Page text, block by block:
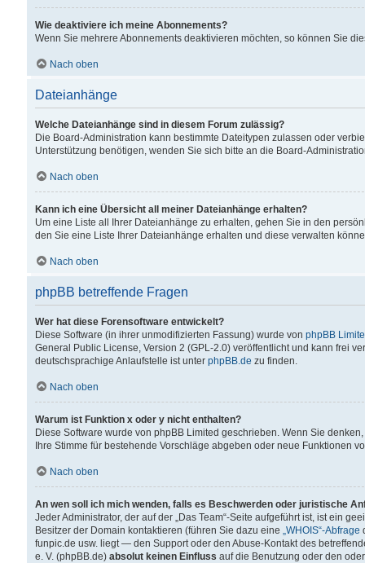
Wie deaktiviere ich meine Abonnements?
Wenn Sie mehrere Abonnements deaktivieren möchten, so können Sie
Nach oben
Dateianhänge
Welche Dateianhänge sind in diesem Forum zulässig?
Die Board-Administration kann bestimmte Dateitypen zulassen oder
Unterstützung benötigen, wenden Sie sich bitte an die Board-
Nach oben
Kann ich eine Übersicht all meiner Dateianhänge erhalten?
Um eine Liste all Ihrer Dateianhänge zu erhalten, gehen Sie in den
den Sie eine Liste Ihrer Dateianhänge erhalten und diese verwalten
Nach oben
phpBB betreffende Fragen
Wer hat diese Forensoftware entwickelt?
Diese Software (in ihrer unmodifizierten Fassung) wurde von phpBB
General Public License, Version 2 (GPL-2.0) veröffentlicht und kann frei
deutschsprachige Anlaufstelle ist unter phpBB.de zu finden.
Nach oben
Warum ist Funktion x oder y nicht enthalten?
Diese Software wurde von phpBB Limited geschrieben. Wenn Sie
Ihre Stimme für bestehende Vorschläge abgeben oder neue Funktionen
Nach oben
An wen soll ich mich wenden, falls es Beschwerden oder juristische
Jeder Administrator, der auf der „Das Team“-Seite aufgeführt ist, ist ein
Besitzer der Domain kontaktieren (führen Sie dazu eine „WHOIS“-Abfrage
funpic.de usw. liegt — den Support oder den Abuse-Kontakt des
e. V. (phpBB.de) absolut keinen Einfluss auf die Benutzung oder den